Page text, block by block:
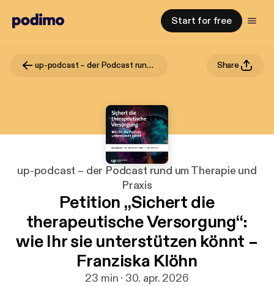
Start for free
up-podcast – der Podcast rund um Therapie und Praxis Share
up-podcast – der Podcast rund um Therapie und
Praxis
Petition „Sichert die
therapeutische Versorgung“:
wie Ihr sie unterstützen könnt –
Franziska Klöhn
23 min · 30. apr. 2026